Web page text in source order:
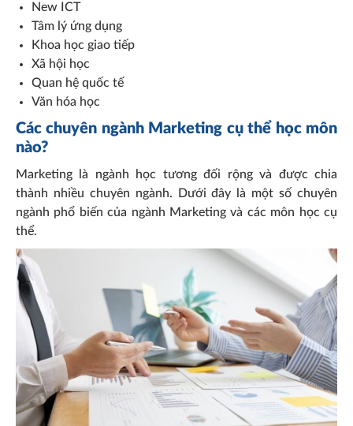
New ICT
Tâm lý ứng dụng
Khoa học giao tiếp
Xã hội học
Quan hệ quốc tế
Văn hóa học
Các chuyên ngành Marketing cụ thể học môn
nào?
Marketing là ngành học tương đối rộng và được chia
thành nhiều chuyên ngành. Dưới đây là một số chuyên
ngành phổ biến của ngành Marketing và các môn học cụ
thể.